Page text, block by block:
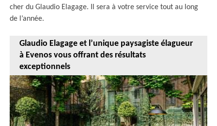
cher du Glaudio Elagage. Il sera à votre service tout au long
de l’année.
Glaudio Elagage et l’unique paysagiste élagueur
à Evenos vous offrant des résultats
exceptionnels